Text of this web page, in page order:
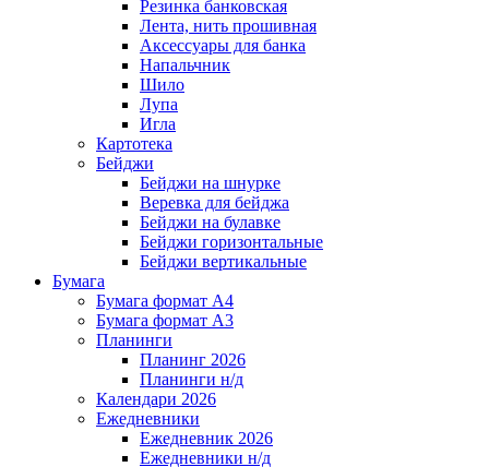
Резинка банковская
Лента, нить прошивная
Аксессуары для банка
Напальчник
Шило
Лупа
Игла
Картотека
Бейджи
Бейджи на шнурке
Веревка для бейджа
Бейджи на булавке
Бейджи горизонтальные
Бейджи вертикальные
Бумага
Бумага формат А4
Бумага формат А3
Планинги
Планинг 2026
Планинги н/д
Календари 2026
Ежедневники
Ежедневник 2026
Ежедневники н/д